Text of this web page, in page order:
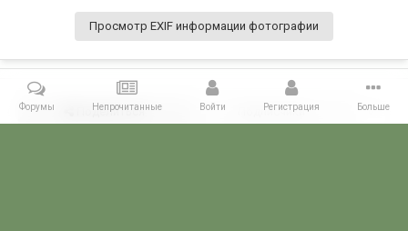
Просмотр EXIF информации фотографии
Поделиться Подписчики 0
Форумы Непрочитанные Войти Регистрация Больше